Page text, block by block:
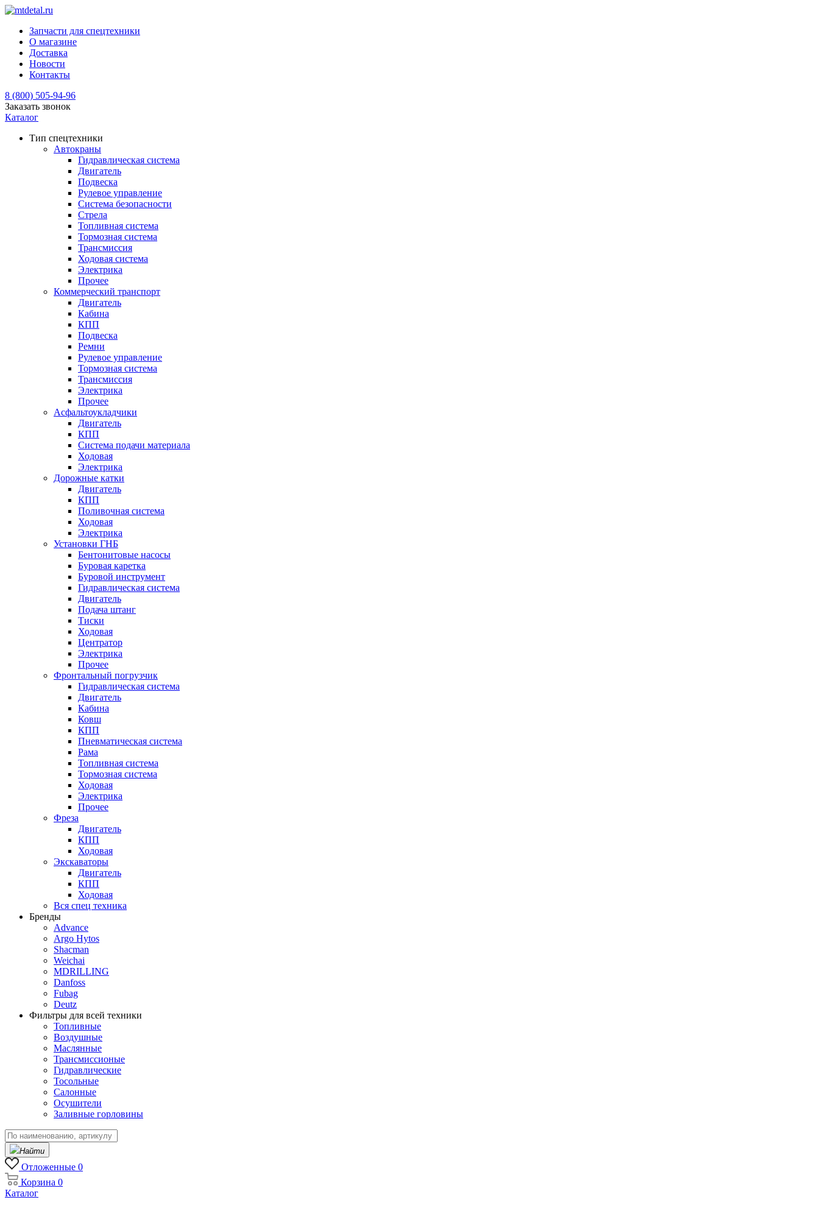
Запчасти для спецтехники
О магазине
Доставка
Новости
Контакты
8 (800) 505-94-96
Заказать звонок
Каталог
Тип спецтехники
Автокраны
Гидравлическая система
Двигатель
Подвеска
Рулевое управление
Система безопасности
Стрела
Топливная система
Тормозная система
Трансмиссия
Ходовая система
Электрика
Прочее
Коммерческий транспорт
Двигатель
Кабина
КПП
Подвеска
Ремни
Рулевое управление
Тормозная система
Трансмиссия
Электрика
Прочее
Асфальтоукладчики
Двигатель
КПП
Система подачи материала
Ходовая
Электрика
Дорожные катки
Двигатель
КПП
Поливочная система
Ходовая
Электрика
Установки ГНБ
Бентонитовые насосы
Буровая каретка
Буровой инструмент
Гидравлическая система
Двигатель
Подача штанг
Тиски
Ходовая
Центратор
Электрика
Прочее
Фронтальный погрузчик
Гидравлическая система
Двигатель
Кабина
Ковш
КПП
Пневматическая система
Рама
Топливная система
Тормозная система
Ходовая
Электрика
Прочее
Фреза
Двигатель
КПП
Ходовая
Экскаваторы
Двигатель
КПП
Ходовая
Вся спец техника
Бренды
Advance
Argo Hytos
Shacman
Weichai
MDRILLING
Danfoss
Fubag
Deutz
Фильтры для всей техники
Топливные
Воздушные
Маслянные
Трансмиссионые
Гидравлические
Тосольные
Салонные
Осушители
Заливные горловины
Найти
Отложенные 0
Корзина 0
Каталог